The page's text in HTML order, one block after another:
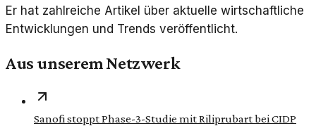
Er hat zahlreiche Artikel über aktuelle wirtschaftliche
Entwicklungen und Trends veröffentlicht.
Aus unserem Netzwerk
Sanofi stoppt Phase-3-Studie mit Riliprubart bei CIDP